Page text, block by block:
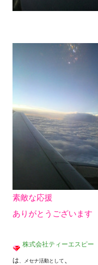
素敵な応援
ありがとうございます
株式会社ティーエスピー
は 、メセナ活動として